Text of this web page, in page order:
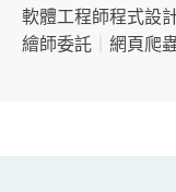
軟體工程師程式設
繪師委託
網頁爬